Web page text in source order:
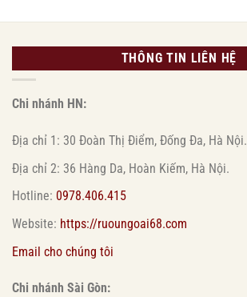
THÔNG TIN LIÊN HỆ
Chi nhánh HN:
Địa chỉ 1: 30 Đoàn Thị Điểm, Đống Đa, Hà Nội.
Địa chỉ 2: 36 Hàng Da, Hoàn Kiếm, Hà Nội.
Hotline: 0978.406.415
Website: https://ruoungoai68.com
Email cho chúng tôi
Chi nhánh Sài Gòn: